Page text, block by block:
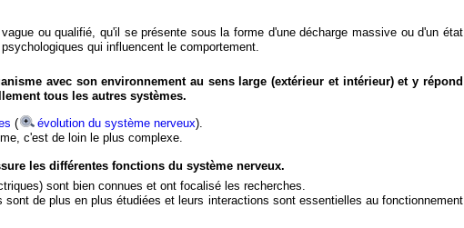
ou qualifié, qu'il se présente sous la forme d'une décharge massive ou d'un état
qui influencent le comportement.
avec son environnement au sens large (extérieur et intérieur) et y répond
tous les autres systèmes.
( évolution du système nerveux).
c'est de loin le plus complexe.
les différentes fonctions du système nerveux.
sont bien connues et ont focalisé les recherches.
de plus en plus étudiées et leurs interactions sont essentielles au fonctionnement